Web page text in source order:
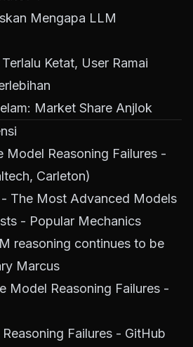
Mengapa LLM
Ketat, User Ramai
Market Share Anjlok
Model Reasoning Failures -
Carleton)
The Most Advanced Models
- Popular Mechanics
reasoning continues to be
Marcus
Model Reasoning Failures -
Failures - GitHub